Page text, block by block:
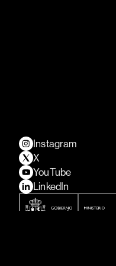
Instagram
X
YouTube
LinkedIn